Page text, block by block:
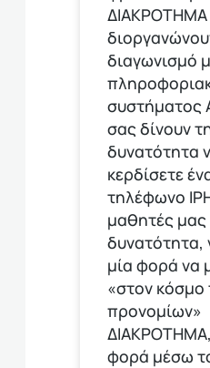
ΔΙΑΚΡΟΤΗΜΑ
διαγωνισμό
συστήματος
σας δίνουν
δυνατότητα
κερδίσετε
τηλέφωνο
μαθητές μας
δυνατότητα,
μία φορά να
«στον κόσμο
προνομίων»
φορά μέσω